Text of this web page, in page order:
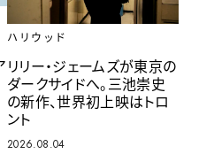
ハリウッド
リリー・ジェームズが東京の
ダークサイドへ。三池崇史
の新作、世界初上映はトロ
ント
2026.08.04